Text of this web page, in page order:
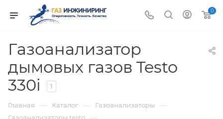
0
Газоанализатор
дымовых газов Testo
330i
1
Главная — Каталог — Газоанализаторы —